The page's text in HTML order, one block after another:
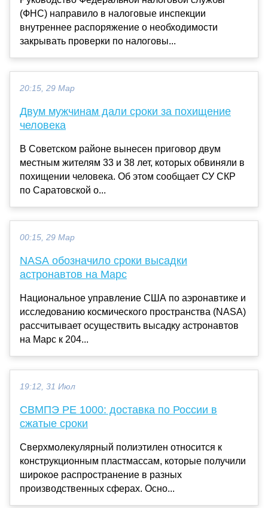
(ФНС) направило в налоговые инспекции
внутреннее распоряжение о необходимости
закрывать проверки по налоговы...
20:15, 29 Мар
Двум мужчинам дали сроки за похищение
человека
В Советском районе вынесен приговор двум
местным жителям 33 и 38 лет, которых обвиняли в
похищении человека. Об этом сообщает СУ СКР
по Саратовской о...
00:15, 29 Мар
NASA обозначило сроки высадки
астронавтов на Марс
Национальное управление США по аэронавтике и
исследованию космического пространства (NASA)
рассчитывает осуществить высадку астронавтов
на Марс к 204...
19:12, 31 Июл
СВМПЭ РЕ 1000: доставка по России в
сжатые сроки
Сверхмолекулярный полиэтилен относится к
конструкционным пластмассам, которые получили
широкое распространение в разных
производственных сферах. Осно...